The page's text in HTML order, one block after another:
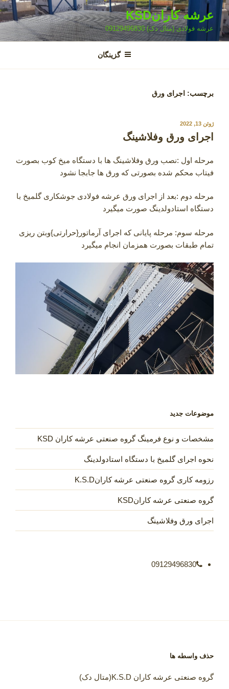
رفتن
به
محتوا
عرشه کارانKSD
عرشه فولادی (متال دک) 09129496830
گزینگان
برچسب: اجرای ورق
نوشته‌شده
در
ژوئن 13, 2022
اجرای ورق وفلاشینگ
مرحله اول :نصب ورق وفلاشینگ ها با دستگاه میخ کوب بصورت
فیتاب محکم شده بصورتی که ورق ها جابجا نشود
مرحله دوم :بعد از اجرای ورق عرشه فولادی جوشکاری گلمیخ با
دستگاه استادولدینگ صورت میگیرد
مرحله سوم: مرحله پایانی که اجرای آرماتور{حرارتی}وبتن ریزی
تمام طبقات بصورت همزمان انجام میگیرد
موضوعات جدید
مشخصات و نوع فرمینگ گروه صنعتی عرشه کاران KSD
نحوه اجرای گلمیخ با دستگاه استادولدینگ
رزومه کاری گروه صنعتی عرشه کارانK.S.D
گروه صنعتی عرشه کارانKSD
اجرای ورق وفلاشینگ
09129496830
حذف واسطه ها
گروه صنعتی عرشه کاران K.S.D(متال دک)